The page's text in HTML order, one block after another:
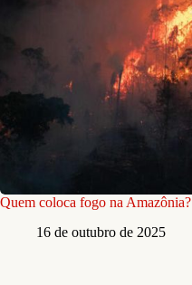
Quem coloca fogo na Amazônia?
16 de outubro de 2025